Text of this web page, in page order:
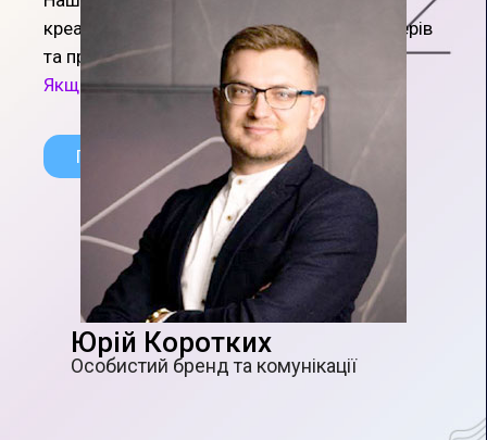
Юрій Коротких
Особистий бренд та комунікації
креативників, smm фахівців, контент мейкерів
та проджектів.
Якщо хочеш і можеш, напиши нам.
Подати заявку